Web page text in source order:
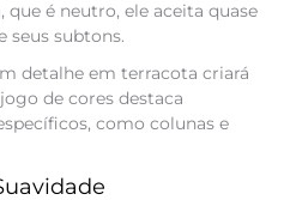
é neutro, ele aceita quase
seus subtons.
detalhe em terracota criará
de cores destaca
como colunas e